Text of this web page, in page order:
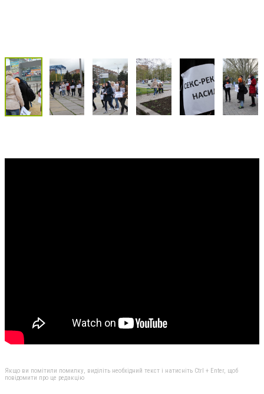
Якщо ви помітили помилку, виділіть необхідний текст і натисніть Ctrl + Enter, щоб
повідомити про це редакцію